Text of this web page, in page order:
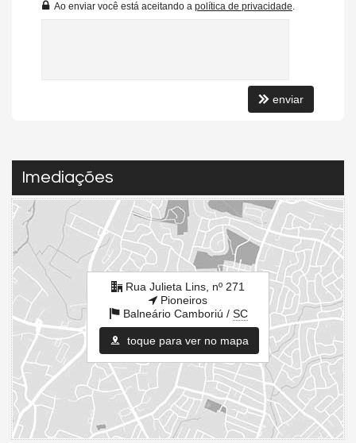
PiscinaAo enviar você está aceitando a política de privacidade
enviar
Imediações
Rua Julieta Lins, nº 271
Pioneiros
Balneário Camboriú / SC
toque para ver no mapa